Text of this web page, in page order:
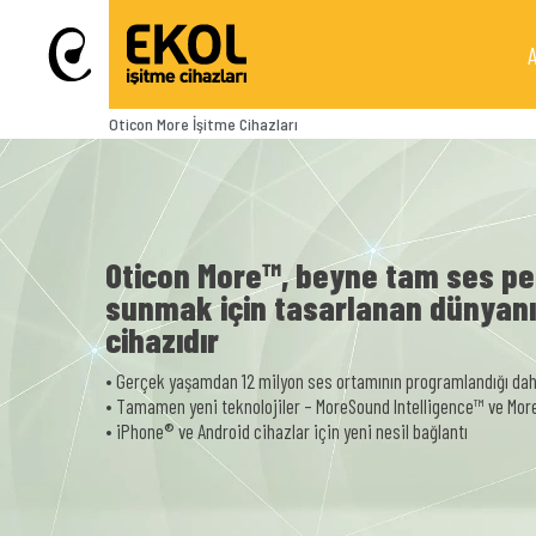
Oticon More İşitme Cihazları
Oticon More™, beyne tam ses
sunmak için tasarlanan
cihazıdır
• Gerçek yaşamdan 12 milyon ses ortamının programlandığı
• Tamamen yeni teknolojiler – MoreSound Intelligence™ ve
• iPhone® ve Android cihazlar için yeni nesil bağlantı